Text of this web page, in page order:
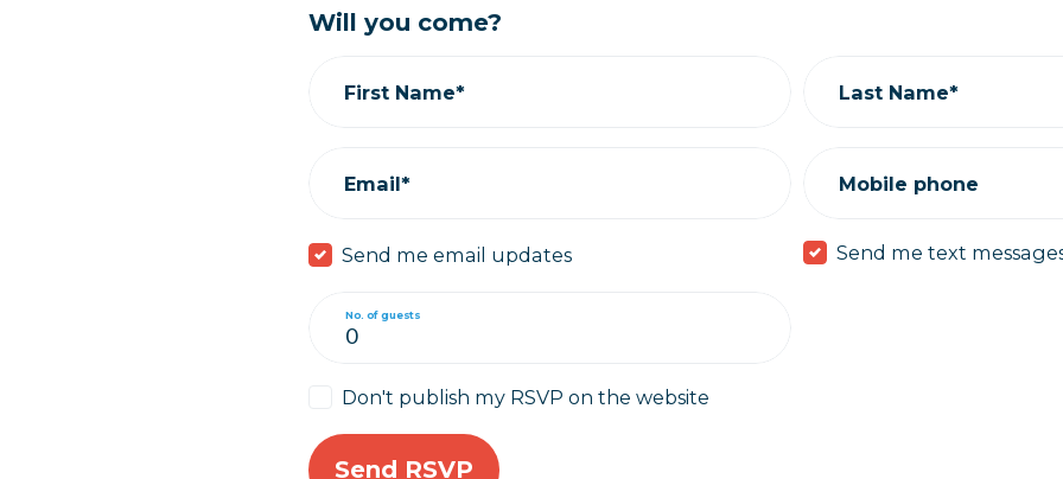
Will you come?
First Name* Last Name*
Email* Mobile phone
Send me email updates Send me text
No. of guests
Don't publish my RSVP on the website